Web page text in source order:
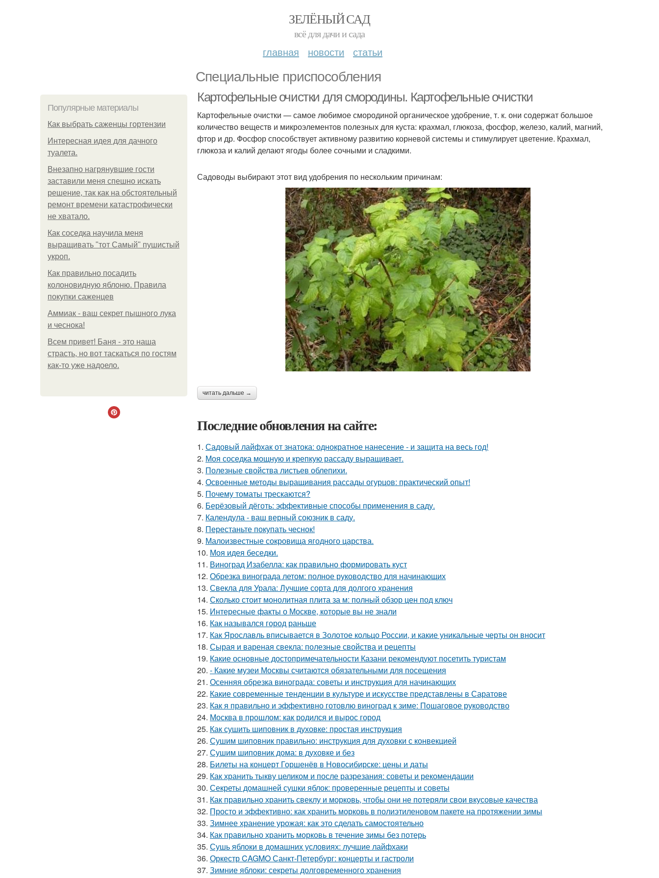
ЗЕЛЁНЫЙ САД
всё для дачи и сада
главная новости статьи
Специальные приспособления
Популярные материалы
Как выбрать саженцы гортензии
Интересная идея для дачного
туалета.
Внезапно нагрянувшие гости
заставили меня спешно искать
решение, так как на обстоятельный
ремонт времени катастрофически
не хватало.
Как соседка научила меня
выращивать "тот Самый" пушистый
укроп.
Как правильно посадить
колоновидную яблоню. Правила
покупки саженцев
Аммиак - ваш секрет пышного лука
и чеснока!
Всем привет! Баня - это наша
страсть, но вот таскаться по гостям
как-то уже надоело.
Картофельные очистки для смородины. Картофельные очистки
Картофельные очистки — самое любимое смородиной органическое удобрение, т. к. они содержат большое
количество веществ и микроэлементов полезных для куста: крахмал, глюкоза, фосфор, железо, калий, магний,
фтор и др. Фосфор способствует активному развитию корневой системы и стимулирует цветение. Крахмал,
глюкоза и калий делают ягоды более сочными и сладкими.
Садоводы выбирают этот вид удобрения по нескольким причинам:
читать дальше →
Последние обновления на сайте:
1. Садовый лайфхак от знатока: однократное нанесение - и защита на весь год!
2. Моя соседка мощную и крепкую рассаду выращивает.
3. Полезные свойства листьев облепихи.
4. Освоенные методы выращивания рассады огурцов: практический опыт!
5. Почему томаты трескаются?
6. Берёзовый дёготь: эффективные способы применения в саду.
7. Календула - ваш верный союзник в саду.
8. Перестаньте покупать чеснок!
9. Малоизвестные сокровища ягодного царства.
10. Моя идея беседки.
11. Виноград Изабелла: как правильно формировать куст
12. Обрезка винограда летом: полное руководство для начинающих
13. Свекла для Урала: Лучшие сорта для долгого хранения
14. Сколько стоит монолитная плита за м: полный обзор цен под ключ
15. Интересные факты о Москве, которые вы не знали
16. Как назывался город раньше
17. Как Ярославль вписывается в Золотое кольцо России, и какие уникальные черты он вносит
18. Сырая и вареная свекла: полезные свойства и рецепты
19. Какие основные достопримечательности Казани рекомендуют посетить туристам
20. - Какие музеи Москвы считаются обязательными для посещения
21. Осенняя обрезка винограда: советы и инструкция для начинающих
22. Какие современные тенденции в культуре и искусстве представлены в Саратове
23. Как я правильно и эффективно готовлю виноград к зиме: Пошаговое руководство
24. Москва в прошлом: как родился и вырос город
25. Как сушить шиповник в духовке: простая инструкция
26. Сушим шиповник правильно: инструкция для духовки с конвекцией
27. Сушим шиповник дома: в духовке и без
28. Билеты на концерт Горшенёв в Новосибирске: цены и даты
29. Как хранить тыкву целиком и после разрезания: советы и рекомендации
30. Секреты домашней сушки яблок: проверенные рецепты и советы
31. Как правильно хранить свеклу и морковь, чтобы они не потеряли свои вкусовые качества
32. Просто и эффективно: как хранить морковь в полиэтиленовом пакете на протяжении зимы
33. Зимнее хранение урожая: как это сделать самостоятельно
34. Как правильно хранить морковь в течение зимы без потерь
35. Сушь яблоки в домашних условиях: лучшие лайфхаки
36. Оркестр CAGMO Санкт-Петербург: концерты и гастроли
37. Зимние яблоки: секреты долговременного хранения